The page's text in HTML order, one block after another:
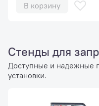
В корзину
Стенды для
Доступные и надежные
установки.